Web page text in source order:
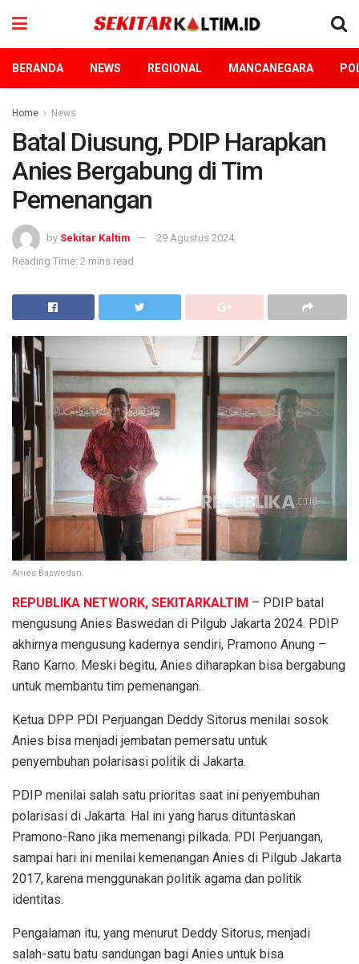
BERANDA NEWS REGIONAL MANCANEGARA
Home News
Batal Diusung, PDIP Harapkan
Anies Bergabung di Tim
Pemenangan
by Sekitar Kaltim
29 Agustus 2024
Reading Time: 2 mins read
Anies Baswedan.
REPUBLIKA NETWORK, SEKITARKALTIM – PDIP batal
mengusung Anies Baswedan di Pilgub Jakarta 2024. PDIP
akhirnya mengusung kadernya sendiri, Pramono Anung –
Rano Karno. Meski begitu, Anies diharapkan bisa bergabung
untuk membantu tim pemenangan.
Ketua DPP PDI Perjuangan Deddy Sitorus menilai sosok
Anies bisa menjadi jembatan pemersatu untuk
penyembuhan polarisasi politik di Jakarta.
PDIP menilai salah satu prioritas saat ini penyembuhan
polarisasi di Jakarta. Hal ini yang harus dituntaskan
Pramono-Rano jika memenangi pilkada. PDI Perjuangan,
sampai hari ini menilai kemenangan Anies di Pilgub Jakarta
2017, karena menggunakan politik agama dan politik
identitas.
Pengalaman itu, yang menurut Deddy Sitorus, menjadi
salah-satu batu sandungan bagi Anies untuk bisa